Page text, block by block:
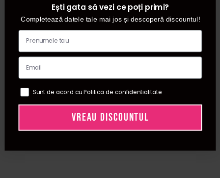
Ești gata să vezi ce poți primi?
Completează datele tale mai jos și descoperă discountul!
Sunt de acord cu Politica de confidentialitate
VREAU DISCOUNTUL